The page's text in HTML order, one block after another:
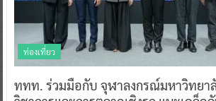
ท่องเที่ยว
ททท. ร่วมมือกับ จุฬาลงกรณ์มหาวิทยา